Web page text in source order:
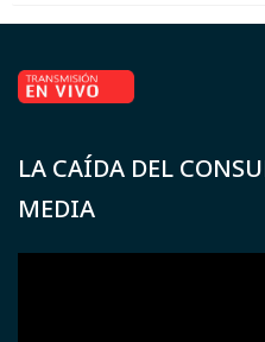
LA CAÍDA DEL
MEDIA